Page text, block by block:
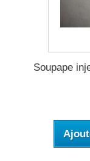
Soupape